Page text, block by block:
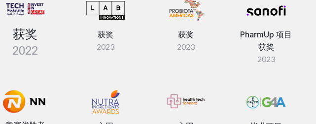
获奖
2022
获奖
2023
获奖
2023
PharmUp 项目
获奖
2023